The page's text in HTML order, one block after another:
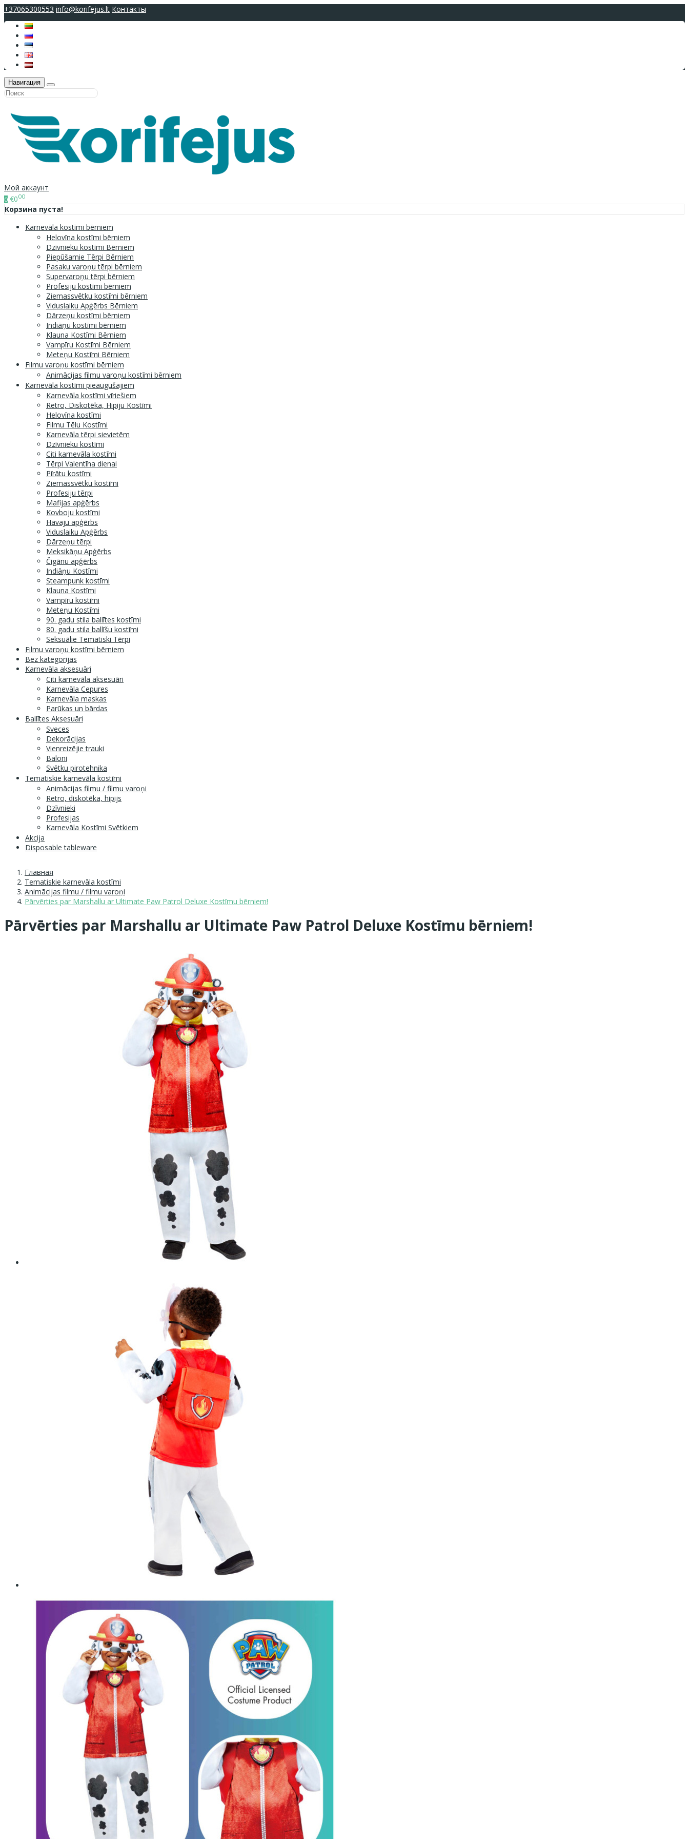
+37065300553 info@korifejus.lt Контакты
Навигация
Мой аккаунт
0 €000
Корзина пуста!
Karnevāla kostīmi bērniem
Helovīna kostīmi bērniem
Dzīvnieku kostīmi Bērniem
Piepūšamie Tērpi Bērniem
Pasaku varoņu tērpi bērniem
Supervaroņu tērpi bērniem
Profesiju kostīmi bērniem
Ziemassvētku kostīmi bērniem
Viduslaiku Apģērbs Bērniem
Dārzeņu kostīmi bērniem
Indiāņu kostīmi bērniem
Klauna Kostīmi Bērniem
Vampīru Kostīmi Bērniem
Meteņu Kostīmi Bērniem
Filmu varoņu kostīmi bērniem
Animācijas filmu varoņu kostīmi bērniem
Karnevāla kostīmi pieaugušajiem
Karnevāla kostīmi vīriešiem
Retro, Diskotēka, Hipiju Kostīmi
Helovīna kostīmi
Filmu Tēlu Kostīmi
Karnevāla tērpi sievietēm
Dzīvnieku kostīmi
Citi karnevāla kostīmi
Tērpi Valentīna dienai
Pīrātu kostīmi
Ziemassvētku kostīmi
Profesiju tērpi
Mafijas apģērbs
Kovboju kostīmi
Havaju apģērbs
Viduslaiku Apģērbs
Dārzeņu tērpi
Meksikāņu Apģērbs
Čigānu apģērbs
Indiāņu Kostīmi
Steampunk kostīmi
Klauna Kostīmi
Vampīru kostīmi
Meteņu Kostīmi
90. gadu stila ballītes kostīmi
80. gadu stila ballīšu kostīmi
Seksuālie Tematiski Tērpi
Filmu varoņu kostīmi bērniem
Bez kategorijas
Karnevāla aksesuāri
Citi karnevāla aksesuāri
Karnevāla Cepures
Karnevāla maskas
Parūkas un bārdas
Ballītes Aksesuāri
Sveces
Dekorācijas
Vienreizējie trauki
Baloni
Svētku pirotehnika
Tematiskie karnevāla kostīmi
Animācijas filmu / filmu varoņi
Retro, diskotēka, hipijs
Dzīvnieki
Profesijas
Karnevāla Kostīmi Svētkiem
Akcija
Disposable tableware
Главная
Tematiskie karnevāla kostīmi
Animācijas filmu / filmu varoņi
Pārvērties par Marshallu ar Ultimate Paw Patrol Deluxe Kostīmu bērniem!
Pārvērties par Marshallu ar Ultimate Paw Patrol Deluxe Kostīmu bērniem!